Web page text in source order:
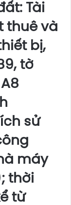
Tài
thuê và
bị,
tờ
sử
máy
thời
từ